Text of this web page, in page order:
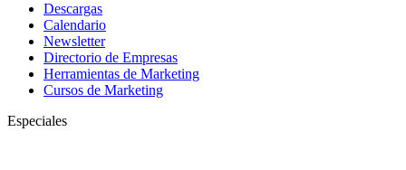
Descargas
Calendario
Newsletter
Directorio de Empresas
Herramientas de Marketing
Cursos de Marketing
Especiales